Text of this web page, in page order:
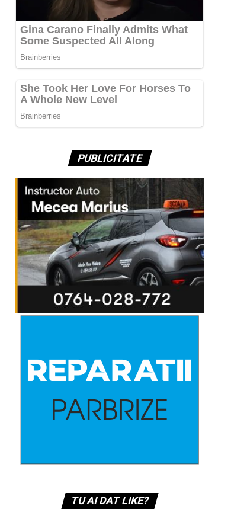
PUBLICITATE
TU AI DAT LIKE?